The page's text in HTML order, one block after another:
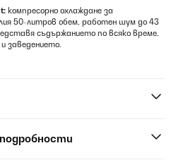
компресорно охлаждане за
50-литров обем, работен шум до 43
съдържанието по всяко време.
заведението.